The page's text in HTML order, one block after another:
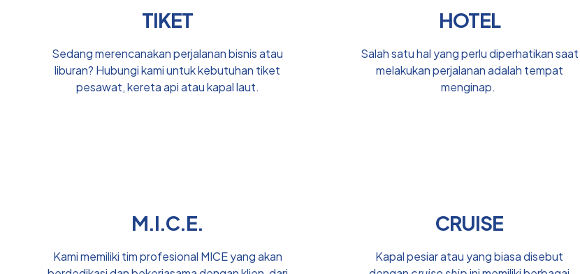
TIKET
Sedang merencanakan perjalanan bisnis atau
liburan? Hubungi kami untuk kebutuhan tiket
pesawat, kereta api atau kapal laut.
HOTEL
Salah satu hal yang perlu diperhatikan saat
melakukan perjalanan adalah tempat
menginap.
M.I.C.E.
Kami memiliki tim profesional MICE yang akan
CRUISE
Kapal pesiar atau yang biasa disebut